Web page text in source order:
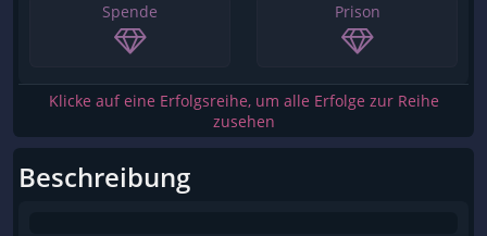
Spende Prison
Klicke auf eine Erfolgsreihe, um alle Erfolge zur Reihe
zusehen
Beschreibung